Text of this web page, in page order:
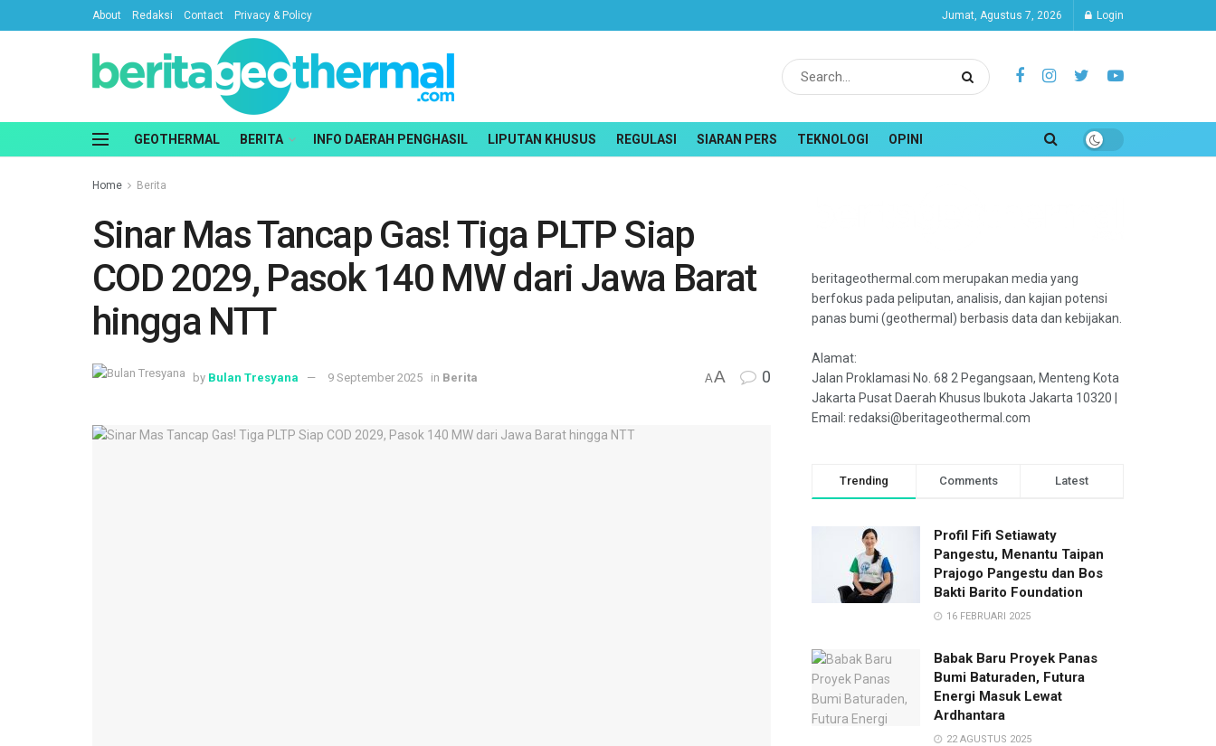
About Redaksi Contact Privacy & Policy Jumat, Agustus 7, 2026 Login
GEOTHERMAL BERITA INFO DAERAH PENGHASIL LIPUTAN KHUSUS REGULASI SIARAN PERS TEKNOLOGI OPINI
Home Berita
Sinar Mas Tancap Gas! Tiga PLTP Siap
COD 2029, Pasok 140 MW dari Jawa Barat
hingga NTT
by Bulan Tresyana 9 September 2025 in Berita AA 0
beritageothermal.com merupakan media yang
berfokus pada peliputan, analisis, dan kajian potensi
panas bumi (geothermal) berbasis data dan kebijakan.
Alamat:
Jalan Proklamasi No. 68 2 Pegangsaan, Menteng Kota
Jakarta Pusat Daerah Khusus Ibukota Jakarta 10320 |
Email: redaksi@beritageothermal.com
Trending Comments Latest
Profil Fifi Setiawaty
Pangestu, Menantu Taipan
Prajogo Pangestu dan Bos
Bakti Barito Foundation
16 FEBRUARI 2025
Babak Baru Proyek Panas
Bumi Baturaden, Futura
Energi Masuk Lewat
Ardhantara
22 AGUSTUS 2025